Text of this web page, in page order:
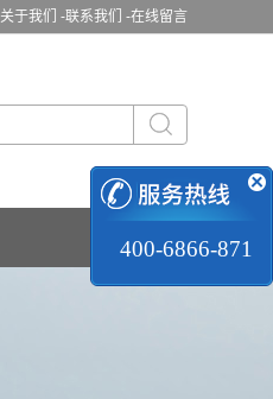
关于我们 -联系我们 -在线留言
400-6866-871